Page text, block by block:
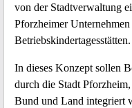
von der Stadtverwaltung
Pforzheimer
Betriebskindertagesstätten.
In dieses Konzept sollen
durch die Stadt
Bund und Land integriert